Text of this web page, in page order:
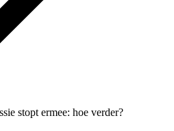
stopt ermee: hoe verder?